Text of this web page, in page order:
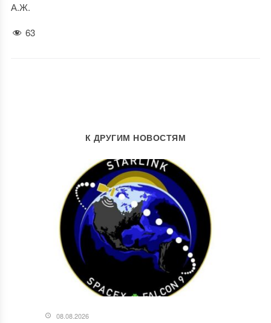
А.Ж.
63
К ДРУГИМ НОВОСТЯМ
08.08.2026